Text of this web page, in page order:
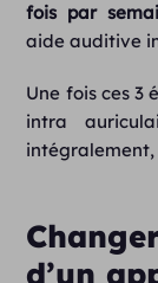
fois par
aide auditive
Une fois ces 3
intra
d’un